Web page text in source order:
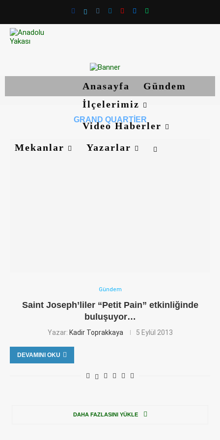
Anasayfa
Gündem
İlçelerimiz
Video Haberler
Mekanlar
Yazarlar
GRAND QUARTIER
Gündem
Saint Joseph’liler “Petit Pain” etkinliğinde
buluşuyor…
Yazar: Kadir Toprakkaya 5 Eylül 2013
DEVAMINI OKU
DAHA FAZLASINI YÜKLE